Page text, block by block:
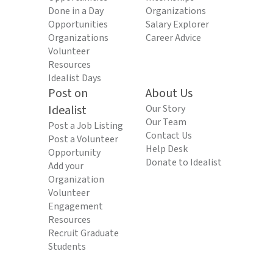
Done in a Day
Opportunities
Organizations
Volunteer
Resources
Idealist Days
Organizations
Salary Explorer
Career Advice
Post on
Idealist
Post a Job Listing
Post a Volunteer
Opportunity
Add your
Organization
Volunteer
Engagement
Resources
Recruit Graduate
Students
About Us
Our Story
Our Team
Contact Us
Help Desk
Donate to Idealist